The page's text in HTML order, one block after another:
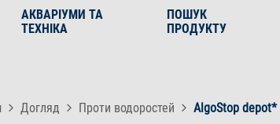
АКВАРІУМИ ТА
ТЕХНІКА
ПОШУК
ПРОДУКТУ
Догляд Проти водоростей AlgoStop depot*